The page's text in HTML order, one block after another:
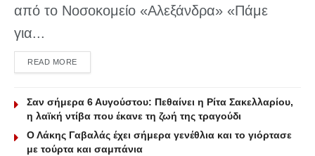
από το Νοσοκομείο «Αλεξάνδρα» «Πάμε
για...
READ MOREDETAILS
Σαν σήμερα 6 Αυγούστου: Πεθαίνει η Ρίτα Σακελλαρίου,
η λαϊκή ντίβα που έκανε τη ζωή της τραγούδι
Ο Λάκης Γαβαλάς έχει σήμερα γενέθλια και το γιόρτασε
με τούρτα και σαμπάνια